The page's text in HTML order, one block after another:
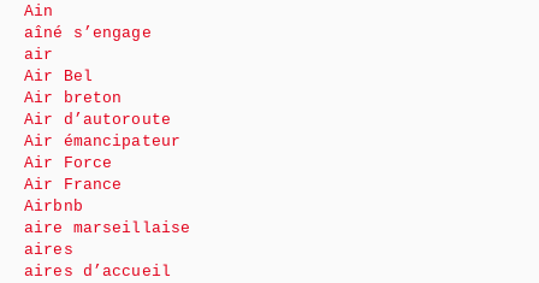
Ain
aîné s’engage
air
Air Bel
Air breton
Air d’autoroute
Air émancipateur
Air Force
Air France
Airbnb
aire marseillaise
aires
aires d’accueil